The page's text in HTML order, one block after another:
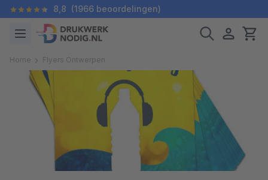
8,8 (1966 beoordelingen)
Home Flyers Ontwerpen